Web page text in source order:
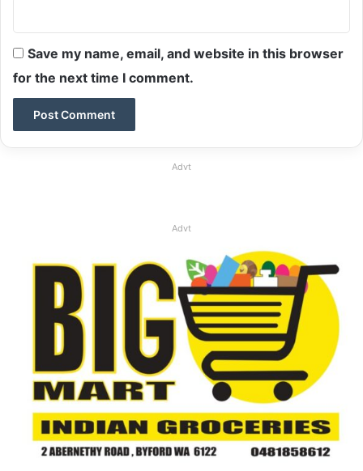
Save my name, email, and website in this browser
for the next time I comment.
Advt
Advt